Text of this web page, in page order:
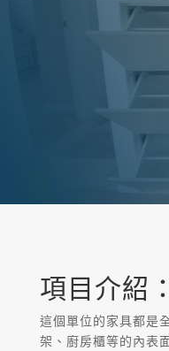
項目介紹：
這個單位的家具都是
架、廚房櫃等的內表